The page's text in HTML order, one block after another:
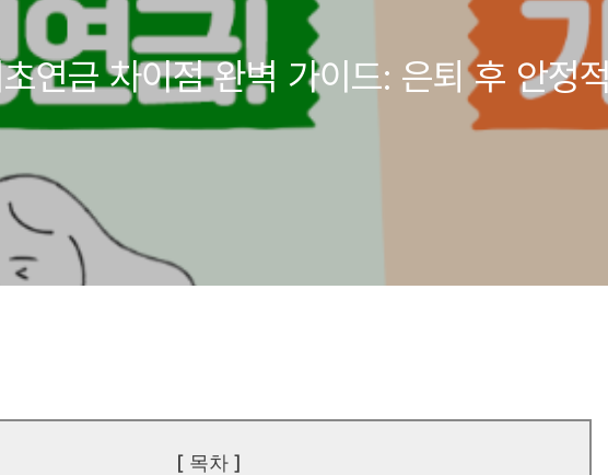
연금 차이점 완벽 가이드: 은퇴 후 안정
[ 목차 ]